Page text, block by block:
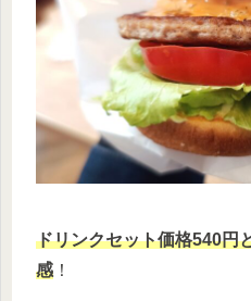
ドリンクセット価格540円
感！